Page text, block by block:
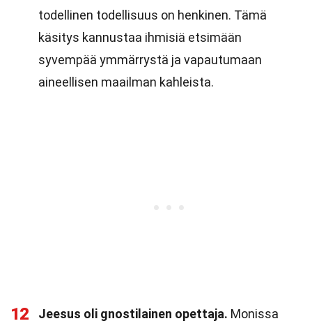
todellinen todellisuus on henkinen. Tämä
käsitys kannustaa ihmisiä etsimään
syvempää ymmärrystä ja vapautumaan
aineellisen maailman kahleista.
12 Jeesus oli gnostilainen opettaja. Monissa